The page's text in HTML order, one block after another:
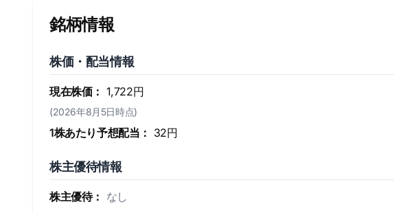
銘柄情報
株価・配当情報
現在株価： 1,722円
(2026年8月5日時点)
1株あたり予想配当： 32円
株主優待情報
株主優待： なし